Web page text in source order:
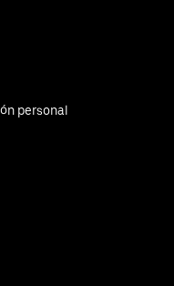
personal